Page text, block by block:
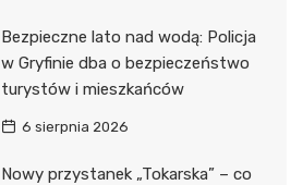
Bezpieczne lato nad wodą: Policja
w Gryfinie dba o bezpieczeństwo
turystów i mieszkańców
6 sierpnia 2026
Nowy przystanek „Tokarska” – co